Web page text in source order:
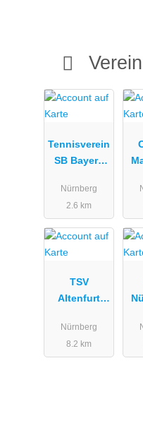
Tennisverein
SB Bayern
Nürnberg
2.6 km
TSV
Altenfurt
Nürnberg
8.2 km